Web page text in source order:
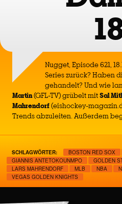
Nugget, Episode 621,
Series zurück? Haben
gehandelt? Und wie
Martin(GFL-TV) grübelt mitSal
Mahrendorf(eishockey-
Trends abzuleiten. Außerdem
SCHLAGWÖRTER: BOSTON RED SOX
GIANNIS ANTETOKOUNMPO
GOLDEN
LARS MAHRENDORF
MLB NBA
VEGAS GOLDEN KNIGHTS